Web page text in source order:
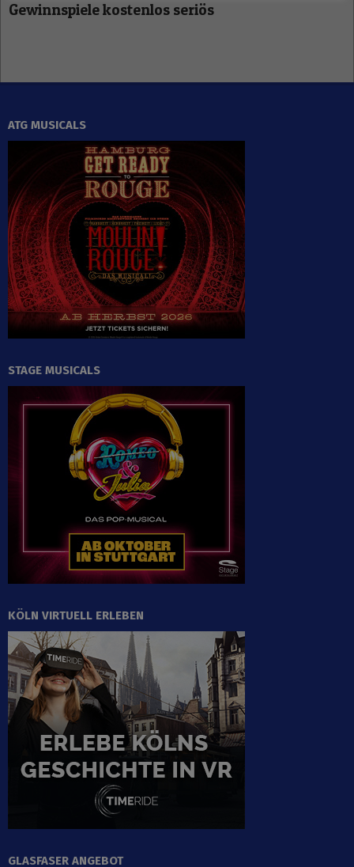
Gewinnspiele kostenlos seriös
ATG MUSICALS
STAGE MUSICALS
KÖLN VIRTUELL ERLEBEN
GLASFASER ANGEBOT